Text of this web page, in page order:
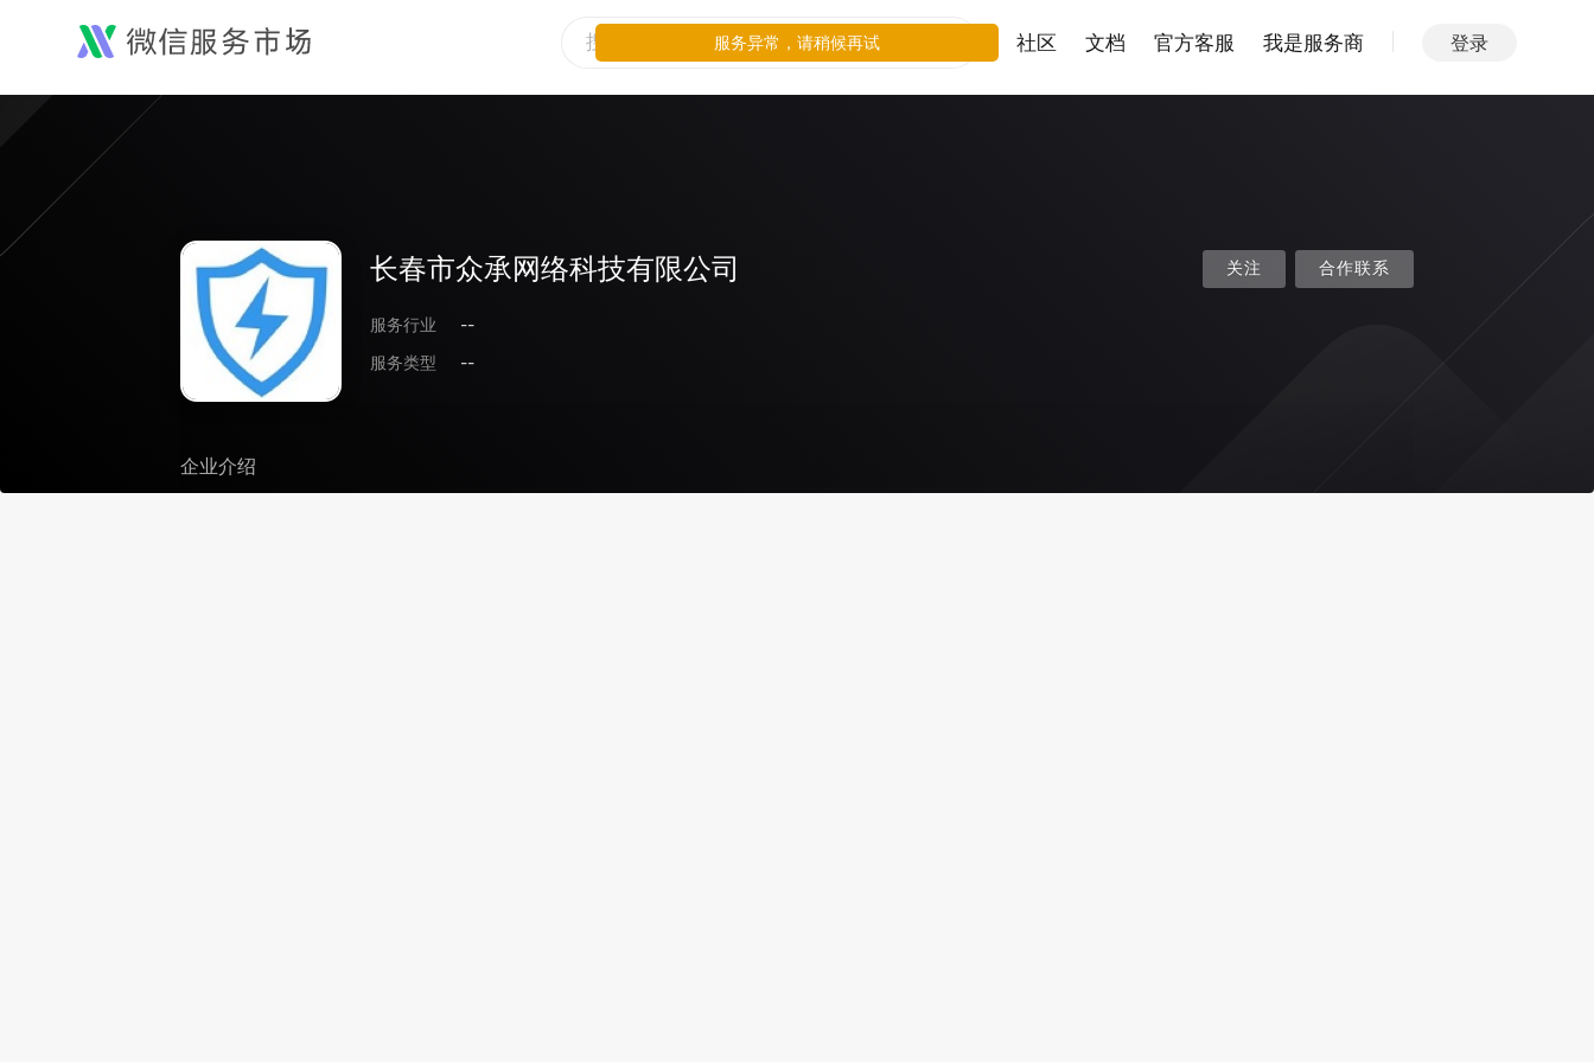
社区 文档 官方客服 我是服务商 登录
长春市众承网络科技有限公司
服务行业
--
服务类型
--
关注 合作联系
企业介绍
服务异常，请稍候再试